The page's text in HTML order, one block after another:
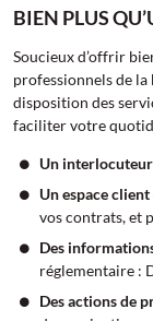
BIEN PLUS
Soucieux d’offrir
professionnels de
disposition des
faciliter votre
Un
Un espace
vos contrats, et
Des
réglementaire :
Des actions de